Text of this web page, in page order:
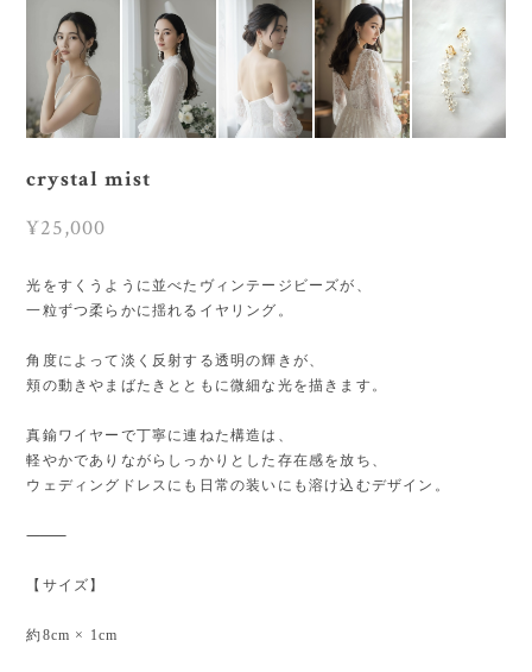
crystal mist
¥25,000
光をすくうように並べたヴィンテージビーズが、
一粒ずつ柔らかに揺れるイヤリング。
角度によって淡く反射する透明の輝きが、
頬の動きやまばたきとともに微細な光を描きます。
真鍮ワイヤーで丁寧に連ねた構造は、
軽やかでありながらしっかりとした存在感を放ち、
ウェディングドレスにも日常の装いにも溶け込むデザイン。
⸻
【サイズ】
約8cm × 1cm